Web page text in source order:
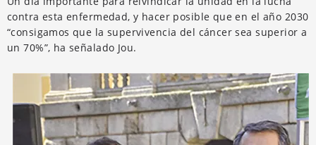
contra esta enfermedad, y hacer posible que en el año 2030
“consigamos que la supervivencia del cáncer sea superior a
un 70%”, ha señalado Jou.